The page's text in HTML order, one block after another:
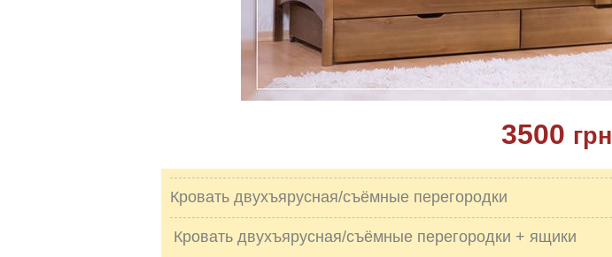
3500 грн
Кровать двухъярусная/съёмные перегородки
Кровать двухъярусная/съёмные перегородки + ящики